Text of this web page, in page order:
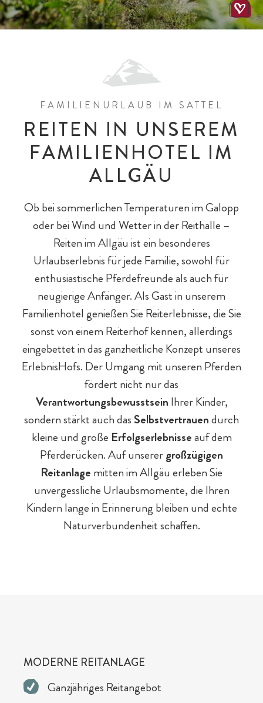
FAMILIENURLAUB IM SATTEL
REITEN IN UNSEREM
FAMILIENHOTEL IM
ALLGÄU
Ob bei sommerlichen Temperaturen im Galopp
oder bei Wind und Wetter in der Reithalle –
Reiten im Allgäu ist ein besonderes
Urlaubserlebnis für jede Familie, sowohl für
enthusiastische Pferdefreunde als auch für
neugierige Anfänger. Als Gast in unserem
Familienhotel genießen Sie Reiterlebnisse, die Sie
sonst von einem Reiterhof kennen, allerdings
eingebettet in das ganzheitliche Konzept unseres
ErlebnisHofs. Der Umgang mit unseren Pferden
fördert nicht nur das
Verantwortungsbewusstsein Ihrer Kinder,
sondern stärkt auch das Selbstvertrauendurch
kleine und große Erfolgserlebnisseauf dem
Pferderücken. Auf unserergroßzügigen
Reitanlage mitten im Allgäu erleben Sie
unvergessliche Urlaubsmomente, die Ihren
Kindern lange in Erinnerung bleiben und echte
Naturverbundenheit schaffen.
MODERNE REITANLAGE
Ganzjähriges Reitangebot
Zimmer & Suiten
All-Inklusiv Premium
Bar & Fine Dining
Wohnungen & Häuser
All-Inklusiv Chalet-Genuss
Chalet-Pauschalen
Wandern mit Kindern
Spielplätze
Reiten
Pools & Wasserrutschen
Spielewelten
Baby- & Kinderbetreuung
Kleinkinder
Schulkinder
Teens